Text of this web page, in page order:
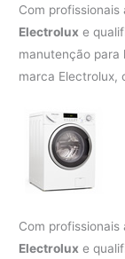
Com
Electrolux e
manutenção para
marca Electrolux,
Com
Electrolux e